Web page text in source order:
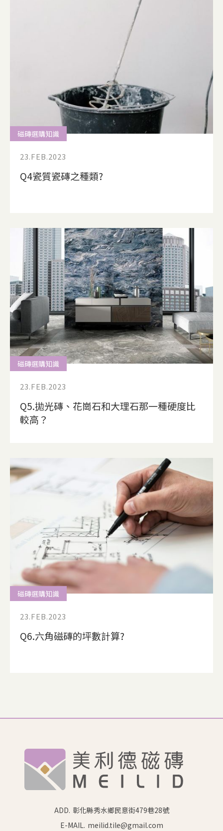
磁磚選購知識
23.FEB.2023
Q4瓷質瓷磚之種類?
磁磚選購知識
23.FEB.2023
Q5.拋光磚、花崗石和大理石那一種硬度比
較高？
磁磚選購知識
23.FEB.2023
Q6.六角磁磚的坪數計算?
ADD. 彰化縣秀水鄉民意街479巷28號
E-MAIL. meilid.tile@gmail.com